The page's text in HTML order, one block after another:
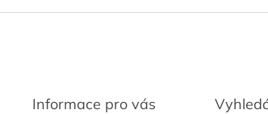
Informace pro vás